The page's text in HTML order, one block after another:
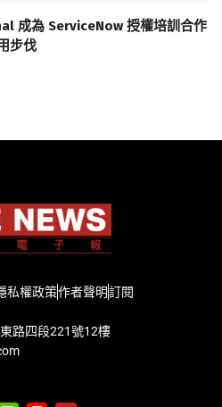
成為 ServiceNow 授權培訓合作
步伐
私權政策作者聲明訂閱
路四段221號12樓